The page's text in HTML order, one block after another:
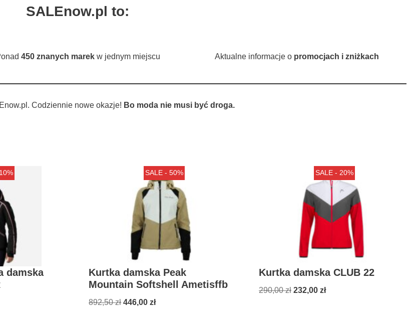
SALEnow.pl to:
450 znanych marekw jednym miejscu Aktualne informacje o promocjach i zniżkach
Codziennie nowe okazje! Bo moda nie musi być droga.
damska
SALE - 50%
Kurtka damska Peak
Mountain Softshell Ametisffb
892,50zł 446,00zł
SALE - 20%
Kurtka damska CLUB 22
290,00zł 232,00 zł